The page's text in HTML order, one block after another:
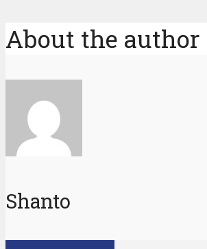
About the author
Shanto